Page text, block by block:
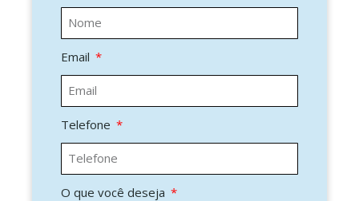
Email
Telefone
O que você deseja